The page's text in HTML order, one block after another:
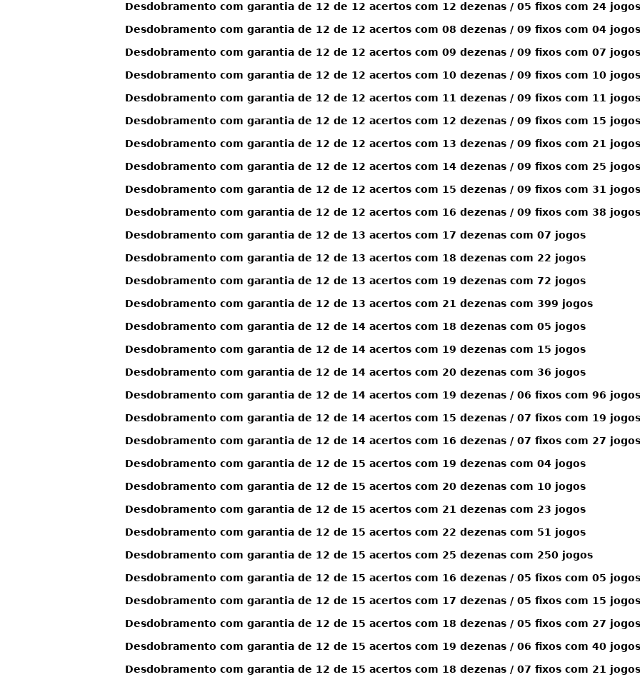
Desdobramento com garantia de 12 de 12 acertos com 12 dezenas / 05 fixos com 24 jogos
Desdobramento com garantia de 12 de 12 acertos com 08 dezenas / 09 fixos com 04 jogos
Desdobramento com garantia de 12 de 12 acertos com 09 dezenas / 09 fixos com 07 jogos
Desdobramento com garantia de 12 de 12 acertos com 10 dezenas / 09 fixos com 10 jogos
Desdobramento com garantia de 12 de 12 acertos com 11 dezenas / 09 fixos com 11 jogos
Desdobramento com garantia de 12 de 12 acertos com 12 dezenas / 09 fixos com 15 jogos
Desdobramento com garantia de 12 de 12 acertos com 13 dezenas / 09 fixos com 21 jogos
Desdobramento com garantia de 12 de 12 acertos com 14 dezenas / 09 fixos com 25 jogos
Desdobramento com garantia de 12 de 12 acertos com 15 dezenas / 09 fixos com 31 jogos
Desdobramento com garantia de 12 de 12 acertos com 16 dezenas / 09 fixos com 38 jogos
Desdobramento com garantia de 12 de 13 acertos com 17 dezenas com 07 jogos
Desdobramento com garantia de 12 de 13 acertos com 18 dezenas com 22 jogos
Desdobramento com garantia de 12 de 13 acertos com 19 dezenas com 72 jogos
Desdobramento com garantia de 12 de 13 acertos com 21 dezenas com 399 jogos
Desdobramento com garantia de 12 de 14 acertos com 18 dezenas com 05 jogos
Desdobramento com garantia de 12 de 14 acertos com 19 dezenas com 15 jogos
Desdobramento com garantia de 12 de 14 acertos com 20 dezenas com 36 jogos
Desdobramento com garantia de 12 de 14 acertos com 19 dezenas / 06 fixos com 96 jogos
Desdobramento com garantia de 12 de 14 acertos com 15 dezenas / 07 fixos com 19 jogos
Desdobramento com garantia de 12 de 14 acertos com 16 dezenas / 07 fixos com 27 jogos
Desdobramento com garantia de 12 de 15 acertos com 19 dezenas com 04 jogos
Desdobramento com garantia de 12 de 15 acertos com 20 dezenas com 10 jogos
Desdobramento com garantia de 12 de 15 acertos com 21 dezenas com 23 jogos
Desdobramento com garantia de 12 de 15 acertos com 22 dezenas com 51 jogos
Desdobramento com garantia de 12 de 15 acertos com 25 dezenas com 250 jogos
Desdobramento com garantia de 12 de 15 acertos com 16 dezenas / 05 fixos com 05 jogos
Desdobramento com garantia de 12 de 15 acertos com 17 dezenas / 05 fixos com 15 jogos
Desdobramento com garantia de 12 de 15 acertos com 18 dezenas / 05 fixos com 27 jogos
Desdobramento com garantia de 12 de 15 acertos com 19 dezenas / 06 fixos com 40 jogos
Desdobramento com garantia de 12 de 15 acertos com 18 dezenas / 07 fixos com 21 jogos